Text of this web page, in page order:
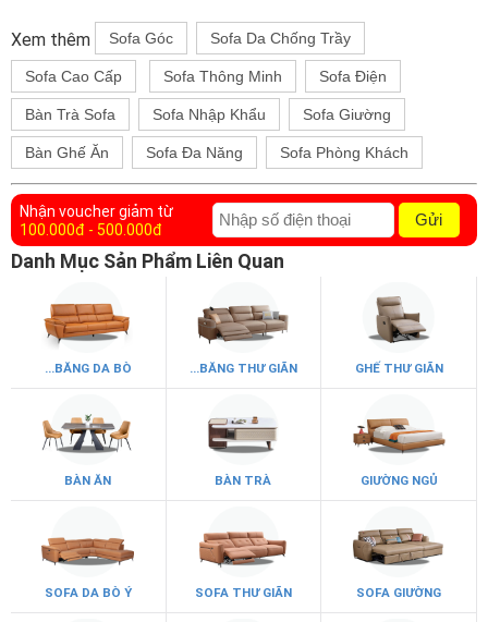
Xem thêm Sofa Góc Sofa Da Chống Trầy
Sofa Cao Cấp Sofa Thông Minh Sofa Điện
Bàn Trà Sofa Sofa Nhập Khẩu Sofa Giường
Bàn Ghế Ăn Sofa Đa Năng Sofa Phòng Khách
Nhận voucher giảm từ
100.000đ - 500.000đ
Gửi
Danh Mục Sản Phẩm Liên Quan
...BĂNG DA BÒ ...BĂNG THƯ GIÃN GHẾ THƯ GIÃN
BÀN ĂN BÀN TRÀ GIƯỜNG NGỦ
SOFA DA BÒ Ý SOFA THƯ GIÃN SOFA GIƯỜNG